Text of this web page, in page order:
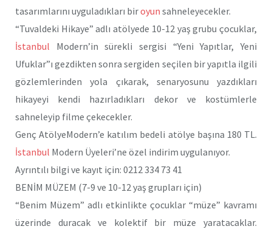
tasarımlarını uyguladıkları biroyun sahneleyecekler.
“Tuvaldeki Hikaye” adlı atölyede 10-12 yaş grubu çocuklar,
İstanbul Modern’in sürekli sergisi “Yeni Yapıtlar, Yeni
Ufuklar”ı gezdikten sonra sergiden seçilen bir yapıtla ilgili
gözlemlerinden yola çıkarak, senaryosunu yazdıkları
hikayeyi kendi hazırladıkları dekor ve kostümlerle
sahneleyip filme çekecekler.
Genç AtölyeModern’e katılım bedeli atölye başına 180 TL.
İstanbul Modern Üyeleri’ne özel indirim uygulanıyor.
Ayrıntılı bilgi ve kayıt için: 0212 334 73 41
BENİM MÜZEM (7-9 ve 10-12 yaş grupları için)
“Benim Müzem” adlı etkinlikte çocuklar “müze” kavramı
üzerinde duracak ve kolektif bir müze yaratacaklar.